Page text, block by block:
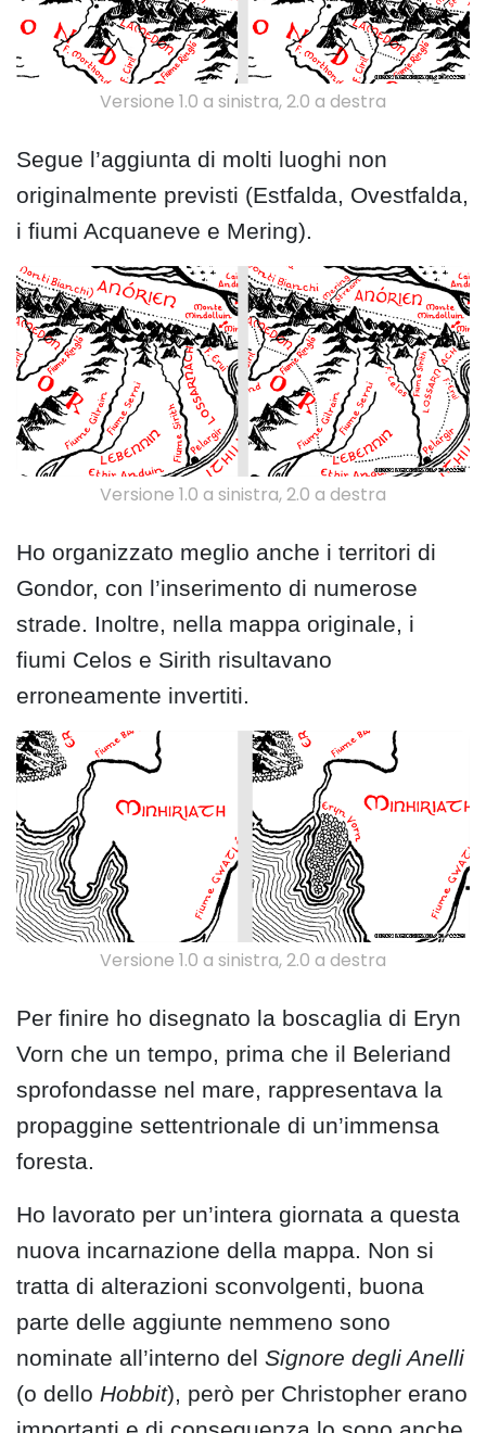
Versione 1.0 a sinistra, 2.0 a destra
Segue l’aggiunta di molti luoghi non
originalmente previsti (Estfalda, Ovestfalda,
i fiumi Acquaneve e Mering).
Versione 1.0 a sinistra, 2.0 a destra
Ho organizzato meglio anche i territori di
Gondor, con l’inserimento di numerose
strade. Inoltre, nella mappa originale, i
fiumi Celos e Sirith risultavano
erroneamente invertiti.
Versione 1.0 a sinistra, 2.0 a destra
Per finire ho disegnato la boscaglia di Eryn
Vorn che un tempo, prima che il Beleriand
sprofondasse nel mare, rappresentava la
propaggine settentrionale di un’immensa
foresta.
Ho lavorato per un’intera giornata a questa
nuova incarnazione della mappa. Non si
tratta di alterazioni sconvolgenti, buona
parte delle aggiunte nemmeno sono
nominate all’interno del Signore degli Anelli
(o dello Hobbit), però per Christopher erano